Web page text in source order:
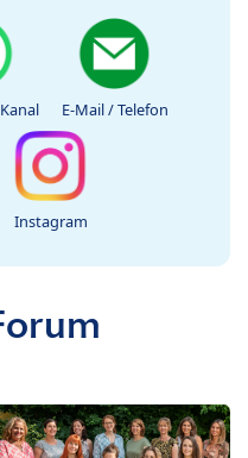
E-Mail / Telefon
Instagram